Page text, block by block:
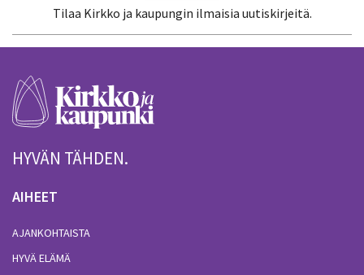
Tilaa Kirkko ja kaupungin ilmaisia uutiskirjeitä.
HYVÄN TÄHDEN.
AIHEET
AJANKOHTAISTA
HYVÄ ELÄMÄ